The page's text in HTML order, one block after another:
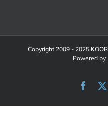
Copyright 2009 - 2025
Powered by